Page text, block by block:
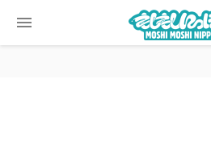
menu